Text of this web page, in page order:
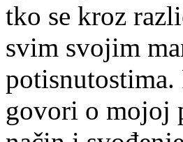
tko se kroz
svim svojim
potisnutostima.
govori o mojoj